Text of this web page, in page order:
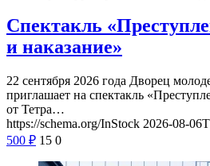
Спектакль
и наказание»
22 сентября 2026 года Дворец
приглашает на спектакль
от Тетра…
https://schema.org/InStock 2026-08-
500 ₽ 15 0